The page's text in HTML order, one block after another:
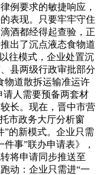
例要求的敏捷响应，
表现。只要牢牢守住
酒都经得起查验，正
出了沉点液态食物道
往模式，企业处置沉
县两级行政审批部分
物道散拆运输准运许
请人需要预备两套材
长。现在，晋中市营
市政务大厅分析窗
”的新模式。企业只需
事”联办申请表》，
将申请同步推送至
动：企业只需进“一